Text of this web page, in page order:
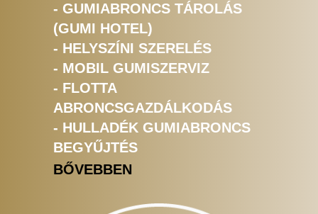
- GUMIABRONCS TÁROLÁS
(GUMI HOTEL)
- HELYSZÍNI SZERELÉS
- MOBIL GUMISZERVIZ
- FLOTTA
ABRONCSGAZDÁLKODÁS
- HULLADÉK GUMIABRONCS
BEGYŰJTÉS
BŐVEBBEN